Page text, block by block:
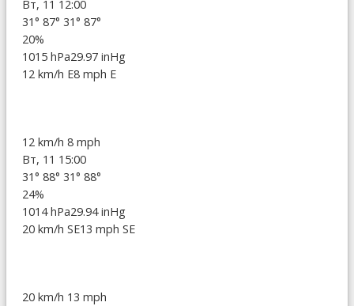
Вт, 11 12:00
31° 87° 31° 87°
20%
1015 hPa29.97 inHg
12 km/h E8 mph E
12 km/h 8 mph
Вт, 11 15:00
31° 88° 31° 88°
24%
1014 hPa29.94 inHg
20 km/h SE13 mph SE
20 km/h 13 mph